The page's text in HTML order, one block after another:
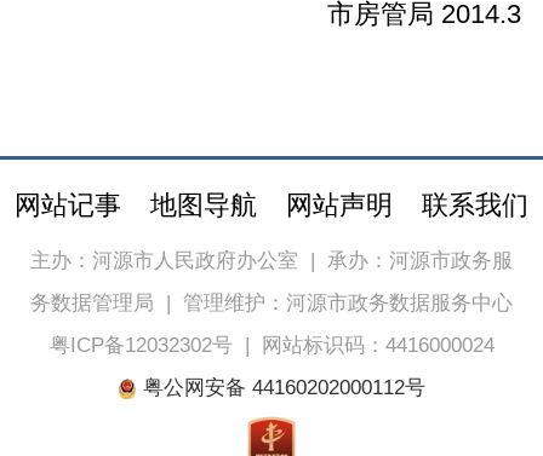
市房管局 2014.3
网站记事 地图导航 网站声明 联系我们
主办：河源市人民政府办公室 | 承办：河源市政务服
务数据管理局 | 管理维护：河源市政务数据服务中心
粤ICP备12032302号|
网站标识码：4416000024
粤公网安备 44160202000112号